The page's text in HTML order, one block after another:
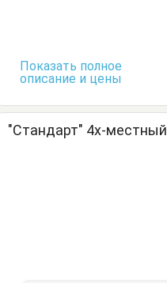
Показать полное
описание и цены
"Стандарт" 4х-местный